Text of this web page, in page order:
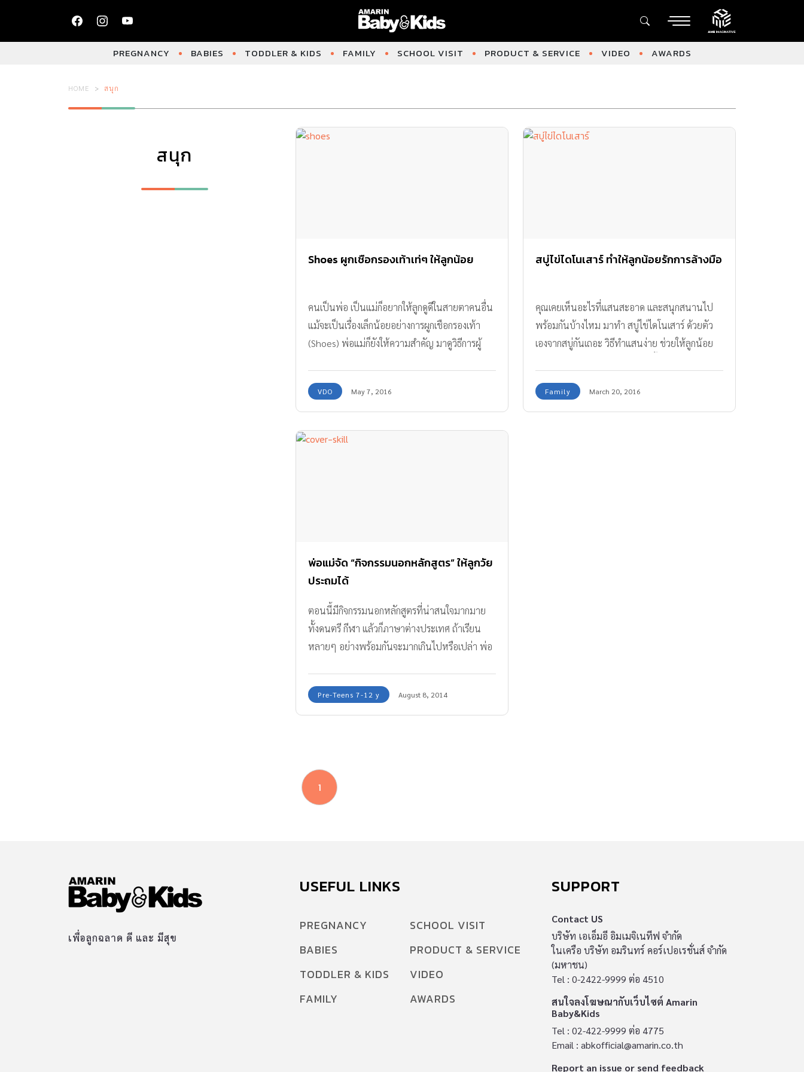
PREGNANCY BABIES TODDLER & KIDS FAMILY SCHOOL VISIT PRODUCT & SERVICE VIDEO AWARDS
HOME สนุก
สนุก
Shoes ผูกเชือกรองเท้าเท่ๆ ให้ลูกน้อย
คนเป็นพ่อ เป็นแม่ก็อยากให้ลูกดูดีในสายตาคนอื่น
แม้จะเป็นเรื่องเล็กน้อยอย่างการผูกเชือกรองเท้า
(Shoes) พ่อแม่ก็ยังให้ความสำคัญ มาดูวิธีการผู้
แข็งแรงกันเถอะค่ะ
VDO May 7, 2016
สบู่ไข่ไดโนเสาร์ ทำให้ลูกน้อยรักการล้างมือ
คุณเคยเห็นอะไรที่แสนสะอาด และสนุกสนานไป
พร้อมกันบ้างไหม มาทำ สบู่ไข่ไดโนเสาร์ ด้วยตัว
เองจากสบู่กันเถอะ วิธีทำแสนง่าย ช่วยให้ลูกน้อย
ทำความสะอาด
Family March 20, 2016
พ่อแม่จัด “กิจกรรมนอกหลักสูตร” ให้ลูกวัย
ประถมได้
ตอนนี้มีกิจกรรมนอกหลักสูตรที่น่าสนใจมากมาย
ทั้งดนตรี กีฬา แล้วก็ภาษาต่างประเทศ ถ้าเรียน
หลายๆ อย่างพร้อมกันจะมากเกินไปหรือเปล่า พ่อ
Pre-Teens 7-12 y August 8, 2014
1
เพื่อลูกฉลาด ดี และ มีสุข
USEFUL LINKS
PREGNANCY
BABIES
TODDLER & KIDS
FAMILY
SCHOOL VISIT
PRODUCT & SERVICE
VIDEO
AWARDS
SUPPORT
Contact US
บริษัท เอเอ็มอี อิมเมจิเนทีฟ จำกัด
ในเครือ บริษัท อมรินทร์ คอร์เปอเรชั่นส์ จำกัด
(มหาชน)
Tel : 0-2422-9999 ต่อ 4510
สนใจลงโฆษณากับเว็บไซต์ Amarin
Baby&Kids
Tel : 02-422-9999 ต่อ 4775
Email : abkofficial@amarin.co.th
Report an issue or send feedback